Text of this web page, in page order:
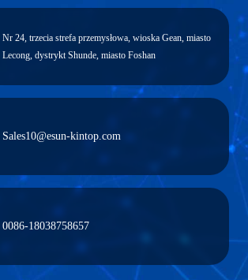
Nr 24, trzecia strefa przemysłowa, wioska Gean, miasto
Lecong, dystrykt Shunde, miasto Foshan
Sales10@esun-kintop.com
0086-18038758657